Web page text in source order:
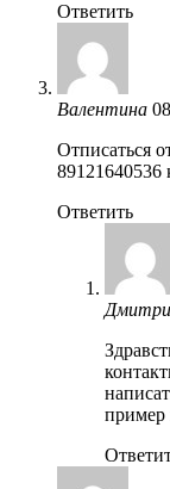
Ответить
Валентина
Отписаться
89121640536
Ответить
пример